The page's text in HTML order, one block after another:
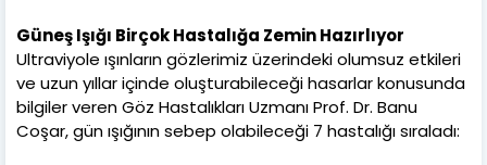
Güneş Işığı Birçok Hastalığa Zemin Hazırlıyor
Ultraviyole ışınların gözlerimiz üzerindeki olumsuz etkileri
ve uzun yıllar içinde oluşturabileceği hasarlar konusunda
bilgiler veren Göz Hastalıkları Uzmanı Prof. Dr. Banu
Coşar, gün ışığının sebep olabileceği 7 hastalığı sıraladı: